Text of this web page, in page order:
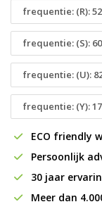
frequentie: (R):
frequentie: (S):
frequentie: (U):
frequentie: (Y):
ECO friendly
Persoonlijk
30 jaar
Meer dan